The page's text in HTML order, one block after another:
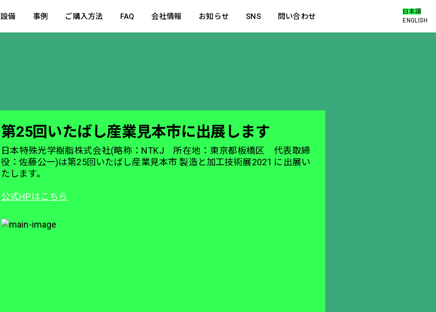
設備 事例 ご購入方法 FAQ 会社情報 お知らせ SNS 問い合わせ
日本語
ENGLISH
第25回いたばし産業見本市に出展します
日本特殊光学樹脂株式会社(略称：NTKJ 所在地：東京都板橋区 代表取締
役：佐藤公一)は第25回いたばし産業見本市 製造と加工技術展2021 に出展い
たします。
公式HPはこちら